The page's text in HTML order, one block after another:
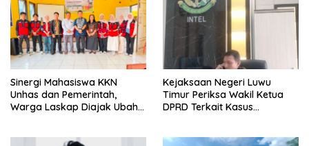
Sinergi Mahasiswa KKN
Unhas dan Pemerintah,
Warga Laskap Diajak Ubah
Kejaksaan Negeri Luwu
Timur Periksa Wakil Ketua
DPRD Terkait Kasus